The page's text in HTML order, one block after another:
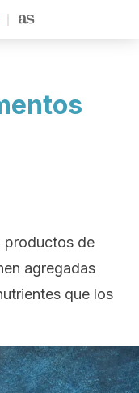
productos de
agregadas
que los